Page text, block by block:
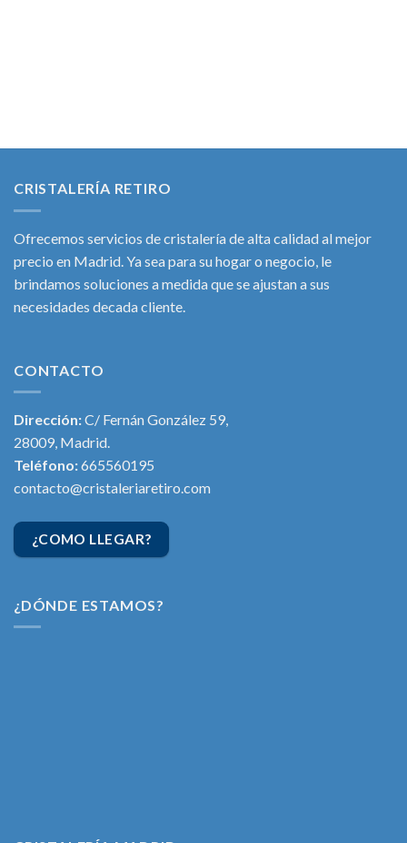
CRISTALERÍA RETIRO
Ofrecemos servicios de cristalería de alta calidad al mejor
precio en Madrid. Ya sea para su hogar o negocio, le
brindamos soluciones a medida que se ajustan a sus
necesidades decada cliente.
CONTACTO
Dirección:C/ Fernán González 59,
28009, Madrid.
Teléfono:665560195
contacto@cristaleriaretiro.com
¿COMO LLEGAR?
¿DÓNDE ESTAMOS?